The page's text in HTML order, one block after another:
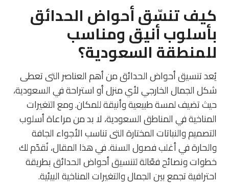
كيف تنسّق أحواض الحدائق
بأسلوب أنيق ومناسب
للمنطقة السعودية؟
يُعد تنسيق أحواض الحدائق من أهم العناصر التى تعطى
شكل الجمال الخارجي لأي منزل أو استراحة في السعودية،
حيث تضيف لمسة طبيعية وأنيقة للمكان. ومع التغيرات
المناخية في المناطق السعودية، لا بد من مراعاة أسلوب
التصميم والنباتات المختارة التى تناسب الأجواء الجافة
والحارة في أغلب فصول السنة. في هذا المقال، نُقدّم لك
خطوات ونصائح فعّالة لتنسيق أحواض الحدائق بطريقة
احترافية تجمع بين الجمال والتغيرات المناخية البيئية.